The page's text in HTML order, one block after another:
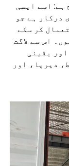
ہے: اسے ایسی
درکار ہے جو
کر سکے
اس سے لاگت
یقینی
دیرپا، اور